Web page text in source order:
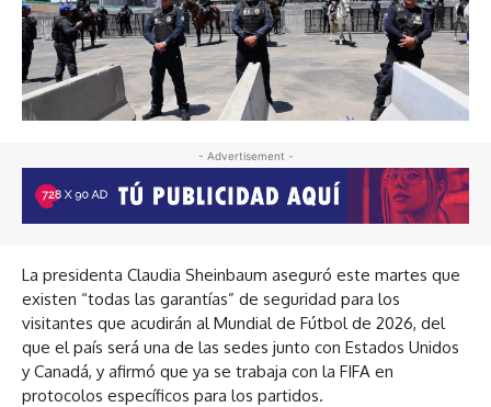
- Advertisement -
La presidenta Claudia Sheinbaum aseguró este martes que
existen “todas las garantías” de seguridad para los
visitantes que acudirán al Mundial de Fútbol de 2026, del
que el país será una de las sedes junto con Estados Unidos
y Canadá, y afirmó que ya se trabaja con la FIFA en
protocolos específicos para los partidos.